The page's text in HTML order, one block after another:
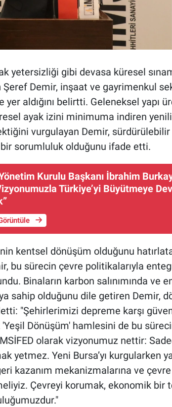
yetersizliği gibi devasa küresel
Şeref Demir, inşaat ve gayrimenkul
aldığını belirtti. Geleneksel yapı
ayak izini minimuma indiren
vurgulayan Demir,
sorumluluk olduğunu ifade etti.
Kurulu Başkanı İbrahim
Türkiye’yi Büyütmeye
kentsel dönüşüm olduğunu
bu sürecin çevre politikalarıyla
Binaların karbon salınımında ve
sahip olduğunu dile getiren Demir,
"Şehirlerimizi depreme karşı
Dönüşüm' hamlesini de bu
olarak vizyonumuz nettir:
yetmez. Yeni Bursa’yı kurgularken
kazanım mekanizmalarına ve çevre
Çevreyi korumak, ekonomik bir